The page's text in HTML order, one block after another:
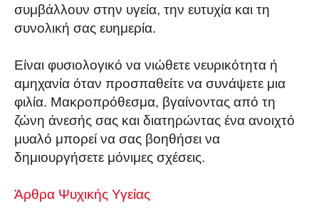
συμβάλλουν στην υγεία, την ευτυχία και τη
συνολική σας ευημερία.
Είναι φυσιολογικό να νιώθετε νευρικότητα ή
αμηχανία όταν προσπαθείτε να συνάψετε μια
φιλία. Μακροπρόθεσμα, βγαίνοντας από τη
ζώνη άνεσής σας και διατηρώντας ένα ανοιχτό
μυαλό μπορεί να σας βοηθήσει να
δημιουργήσετε μόνιμες σχέσεις.
Άρθρα Ψυχικής Υγείας